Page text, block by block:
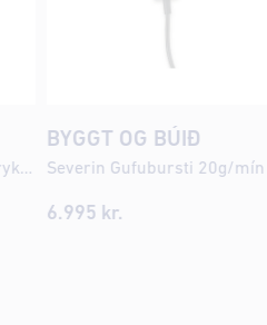
Dreame Gólf sápa fyrir ryksuguvélmenni 1L
BYGGT OG BÚIÐ
Severin Gufubursti 20g/mín
6.995 kr.